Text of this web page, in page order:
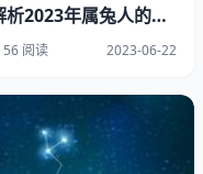
们需要更加注重自己
才能让感情更加稳
和发展，增加自己的
析2023年属兔人的婚
势)
56 阅读 2023-06-22